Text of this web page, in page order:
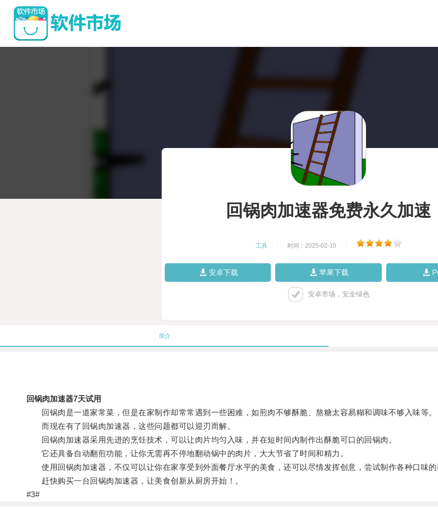
回锅肉加速器免费永久加速
工具 时间：2025-02-10
安卓下载 苹果下载
安卓市场，安全绿色
简介
回锅肉加速器7天试用
回锅肉是一道家常菜，但是在家制作却常常遇到一些困难，如煎肉不够酥脆、熬糖太容易糊和调味不够入味等。
而现在有了回锅肉加速器，这些问题都可以迎刃而解。
回锅肉加速器采用先进的烹饪技术，可以让肉片均匀入味，并在短时间内制作出酥脆可口的回锅肉。
它还具备自动翻煎功能，让你无需再不停地翻动锅中的肉片，大大节省了时间和精力。
使用回锅肉加速器，不仅可以让你在家享受到外面餐厅水平的美食，还可以尽情发挥创意，尝试制作各种口味的
赶快购买一台回锅肉加速器，让美食创新从厨房开始！。
#3#